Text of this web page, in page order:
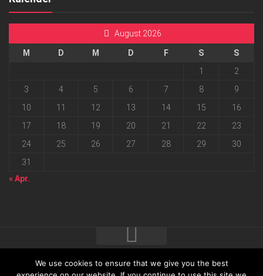
August 2026
M D M D F S
S
1
2
3
4 5 6 7 8
9
10
11 12 13 14 15
16
17
18 19 20 21 22
23
24
25 26 27 28 29
30
31
« Apr.
We use cookies to ensure that we give you the best